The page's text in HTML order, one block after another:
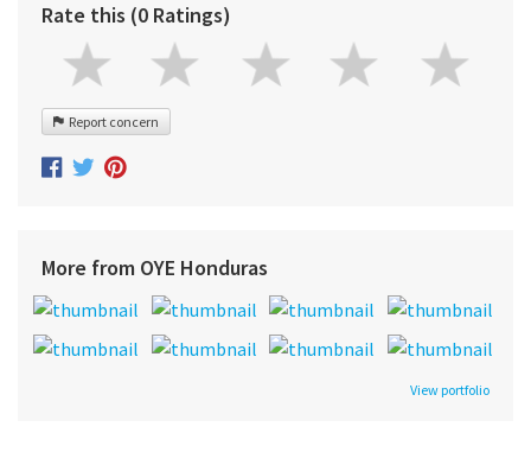
Rate this (0 Ratings)
Report concern
More from OYE Honduras
View portfolio